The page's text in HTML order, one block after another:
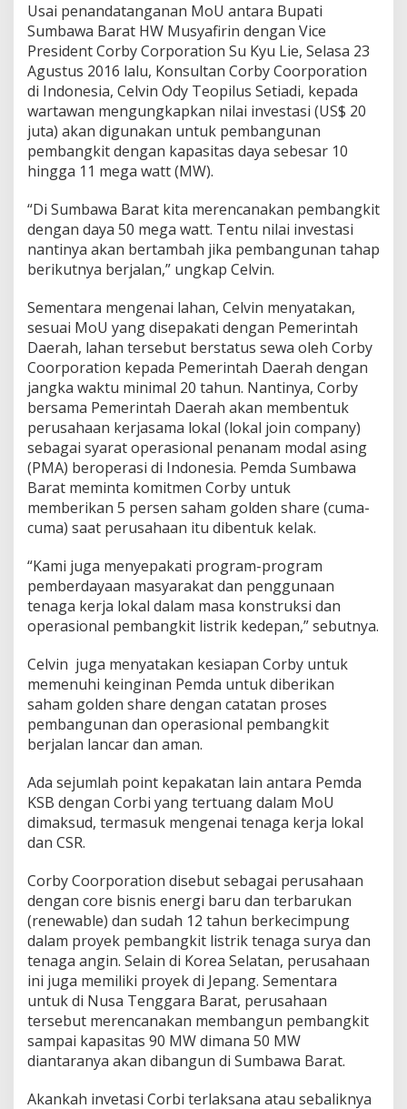
Usai penandatanganan MoU antara Bupati
Sumbawa Barat HW Musyafirin dengan Vice
President Corby Corporation Su Kyu Lie, Selasa 23
Agustus 2016 lalu, Konsultan Corby Coorporation
di Indonesia, Celvin Ody Teopilus Setiadi, kepada
wartawan mengungkapkan nilai investasi (US$ 20
juta) akan digunakan untuk pembangunan
pembangkit dengan kapasitas daya sebesar 10
hingga 11 mega watt (MW).
“Di Sumbawa Barat kita merencanakan pembangkit
dengan daya 50 mega watt. Tentu nilai investasi
nantinya akan bertambah jika pembangunan tahap
berikutnya berjalan,” ungkap Celvin.
Sementara mengenai lahan, Celvin menyatakan,
sesuai MoU yang disepakati dengan Pemerintah
Daerah, lahan tersebut berstatus sewa oleh Corby
Coorporation kepada Pemerintah Daerah dengan
jangka waktu minimal 20 tahun. Nantinya, Corby
bersama Pemerintah Daerah akan membentuk
perusahaan kerjasama lokal (lokal join company)
sebagai syarat operasional penanam modal asing
(PMA) beroperasi di Indonesia. Pemda Sumbawa
Barat meminta komitmen Corby untuk
memberikan 5 persen saham golden share (cuma-
cuma) saat perusahaan itu dibentuk kelak.
“Kami juga menyepakati program-program
pemberdayaan masyarakat dan penggunaan
tenaga kerja lokal dalam masa konstruksi dan
operasional pembangkit listrik kedepan,” sebutnya.
Celvin juga menyatakan kesiapan Corby untuk
memenuhi keinginan Pemda untuk diberikan
saham golden share dengan catatan proses
pembangunan dan operasional pembangkit
berjalan lancar dan aman.
Ada sejumlah point kepakatan lain antara Pemda
KSB dengan Corbi yang tertuang dalam MoU
dimaksud, termasuk mengenai tenaga kerja lokal
dan CSR.
Corby Coorporation disebut sebagai perusahaan
dengan core bisnis energi baru dan terbarukan
(renewable) dan sudah 12 tahun berkecimpung
dalam proyek pembangkit listrik tenaga surya dan
tenaga angin. Selain di Korea Selatan, perusahaan
ini juga memiliki proyek di Jepang. Sementara
untuk di Nusa Tenggara Barat, perusahaan
tersebut merencanakan membangun pembangkit
sampai kapasitas 90 MW dimana 50 MW
diantaranya akan dibangun di Sumbawa Barat.
Akankah invetasi Corbi terlaksana atau sebaliknya